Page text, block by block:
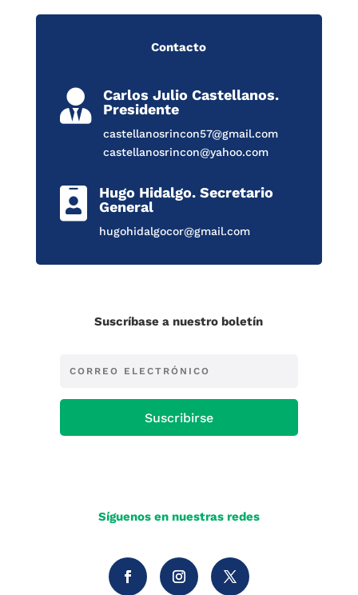
Contacto

Carlos Julio Castellanos.
Presidente
castellanosrincon57@gmail.com
castellanosrincon@yahoo.com

Hugo Hidalgo. Secretario
General
hugohidalgocor@gmail.com
Suscríbase a nuestro boletín
Suscribirse
Síguenos en nuestras redes